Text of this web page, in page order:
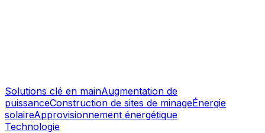
Solutions clé en mainAugmentation de
puissanceConstruction de sites de minageÉnergie
solaireApprovisionnement énergétique
Technologie